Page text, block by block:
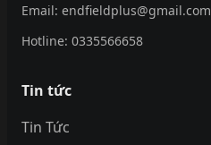
Email: endfieldplus@gmail.com
Hotline: 0335566658
Tin tức
Tin Tức